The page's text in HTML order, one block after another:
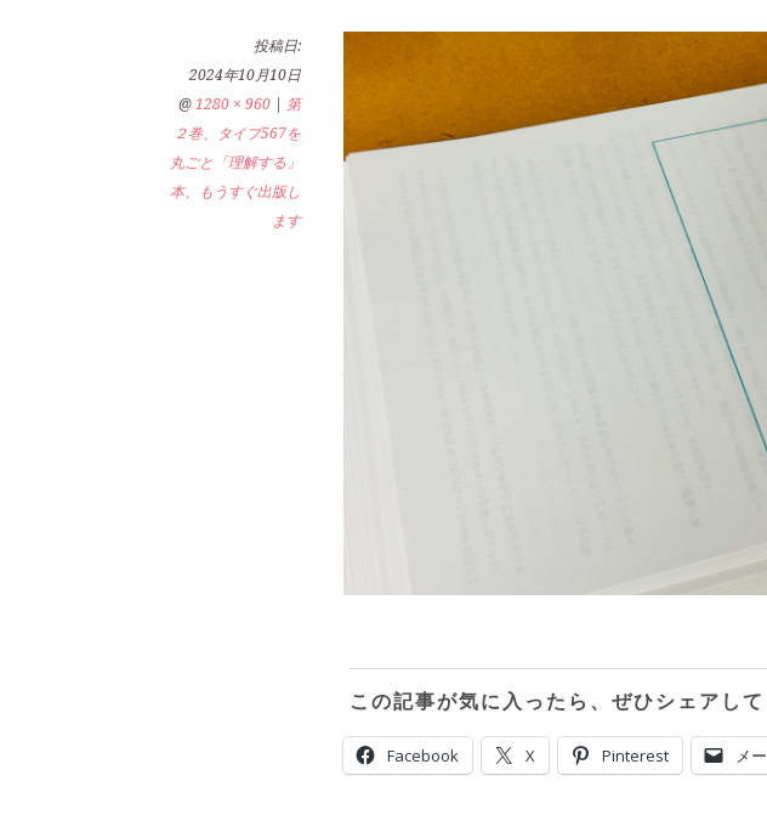
投稿日:
2024年10月10日
@ 1280 × 960
第
２巻、タイプ567を
丸ごと「理解する」
本、もうすぐ出版し
ます
この記事が気に入ったら、ぜひシェアし
Facebook X Pinterest メ